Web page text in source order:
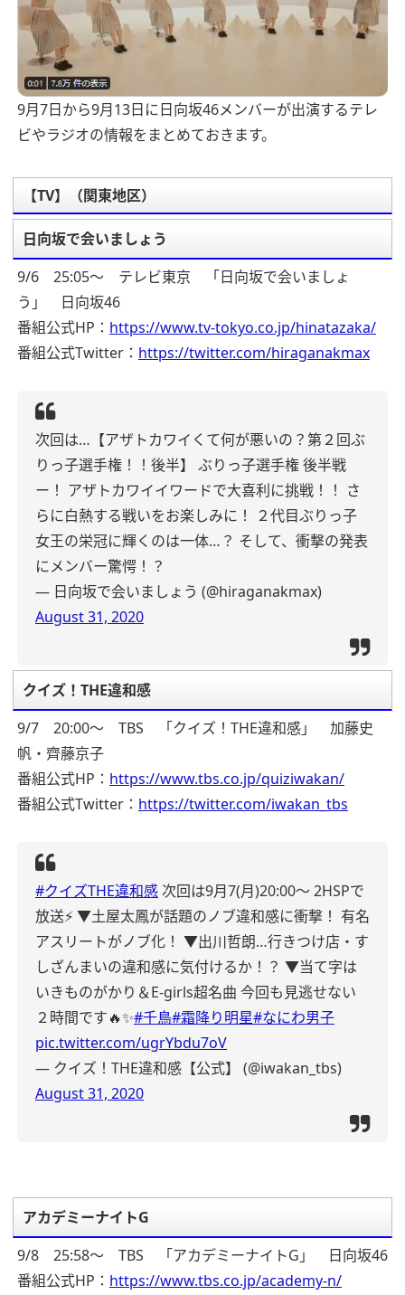
9月7日から9月13日に日向坂46メンバーが出演するテレ
ビやラジオの情報をまとめておきます。
【TV】（関東地区）
日向坂で会いましょう
9/6 25:05～ テレビ東京 「日向坂で会いましょ
う」 日向坂46
番組公式HP： https://www.tv-tokyo.co.jp/hinatazaka/
番組公式Twitter： https://twitter.com/hiraganakmax
次回は…【アザトカワイくて何が悪いの？第２回ぶ
りっ子選手権！！後半】
ぶりっ子選手権 後半戦
ー！ アザトカワイイワードで大喜利に挑戦！！ さ
らに白熱する戦いをお楽しみに！
２代目ぶりっ子
女王の栄冠に輝くのは一体…？ そして、衝撃の発表
にメンバー驚愕！？
— 日向坂で会いましょう (@hiraganakmax)
August 31, 2020
クイズ！THE違和感
9/7 20:00～ TBS 「クイズ！THE違和感」 加藤史
帆・齊藤京子
番組公式HP： https://www.tbs.co.jp/quiziwakan/
番組公式Twitter： https://twitter.com/iwakan_tbs
#クイズTHE違和感次回は9月7(月)20:00〜 2HSPで
放送⚡️▼土屋太鳳が話題のノブ違和感に衝撃！ 有名
アスリートがノブ化！ ▼出川哲朗…行きつけ店・す
しざんまいの違和感に気付けるか！？ ▼当て字は
いきものがかり＆E-girls超名曲 今回も見逃せない
２時間です🔥✨#千鳥#霜降り明星#なにわ男子
pic.twitter.com/ugrYbdu7oV
— クイズ！THE違和感【公式】 (@iwakan_tbs)
August 31, 2020
アカデミーナイトG
9/8 25:58～ TBS 「アカデミーナイトG」 日向坂46
番組公式HP： https://www.tbs.co.jp/academy-n/